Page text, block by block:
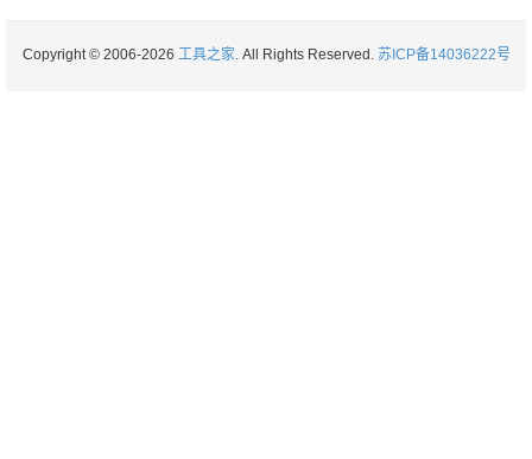
Copyright © 2006-2026 工具之家. All Rights Reserved. 苏ICP备14036222号